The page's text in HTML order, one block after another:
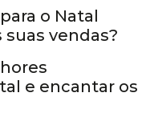
o Natal
vendas?
e encantar os